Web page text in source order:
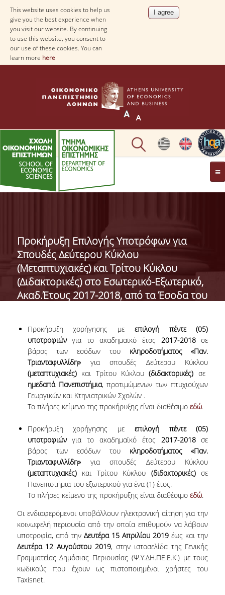
This website uses cookies to help us
give you the best experience when
you visit our website. By continuing
to use this website, you consent to
our use of these cookies. You can
learn more here
THE DEPARTMENT
ADMINISTRATION
FACULTY
RESIDENT FACULTY MEMBERS
FORMER ACADEMIC FACULTY
POSTDOCTORAL RESEARCHERS
SPECIAL STAFF
ACADEMIC FELLOWS
ADJUNCT INSTRUCTORS
SCIENTIFIC & TEACHING STAFF
SPECIAL TECHNICAL AND LABORATORY
PERSONEL
ADMINISTRATIVE STAFF
UNDERGRADUATE STUDIES
STUDY GUIDE
STRUCTURE
Προκήρυξη Eπιλογής Yποτρόφων για
Σπουδές Δεύτερου Κύκλου
(Μεταπτυχιακές) και Τρίτου Κύκλου
(Διδακτορικές) στο Εσωτερικό-Εξωτερικό,
Ακαδ.Έτους 2017-2018, από τα Έσοδα του
Προκήρυξη χορήγησης με επιλογή πέντε (05)
υποτροφιώνγια το ακαδημαϊκό έτος 2017-2018σε
βάρος των εσόδων του κληροδοτήματος «Παν.
Τριανταφυλλίδη» για σπουδές Δεύτερου Κύκλου
(μεταπτυχιακές)και Τρίτου Κύκλου(διδακτορικές) σε
ημεδαπά Πανεπιστήμια, προτιμώμενων των πτυχιούχων
Γεωργικών και Κτηνιατρικών Σχολών .
Το πλήρες κείμενο της προκήρυξης είναι διαθέσιμο εδώ.
Προκήρυξη χορήγησης με επιλογή πέντε (05)
υποτροφιώνγια το ακαδημαϊκό έτος 2017-2018σε
βάρος των εσόδων του κληροδοτήματος «Παν.
Τριανταφυλλίδη»για σπουδές Δεύτερου Κύκλου
(μεταπτυχιακές)και Τρίτου Κύκλου (διδακτορικές)σε
Πανεπιστήμια του εξωτερικού για ένα (1) έτος.
Το πλήρες κείμενο της προκήρυξης είναι διαθέσιμο εδώ.
Οι ενδιαφερόμενοι υποβάλλουν ηλεκτρονική αίτηση για την
κοινωφελή περιουσία από την οποία επιθυμούν να λάβουν
υποτροφία, από την Δευτέρα 15 Απριλίου 2019 έως και την
Δευτέρα 12 Αυγούστου 2019, στην ιστοσελίδα της Γενικής
Γραμματείας Δημόσιας Περιουσίας (Ψ.Υ.ΔΗ.ΠΕ.Ε.Κ.) με τους
κωδικούς που έχουν ως πιστοποιημένοι χρήστες του
Taxisnet.